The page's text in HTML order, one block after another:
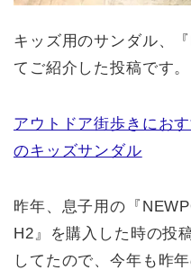
キッズ用のサンダル、
てご紹介した投稿です。
アウトドア街歩きにお
のキッズサンダル
昨年、息子用の『
H2』を購入した時の投
してたので、今年も昨